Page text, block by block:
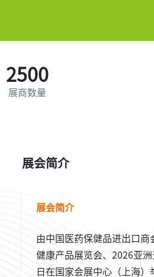
2500
展商数量
展会简介
展会简介
由中国医药保健品进出口
健康产品展览会、2026亚
日在国家会展中心（上海